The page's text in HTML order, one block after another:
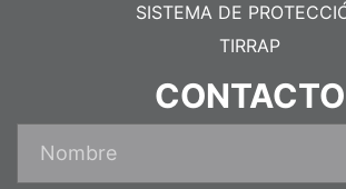
SISTEMA DE
TIRRAP
CONTACTO